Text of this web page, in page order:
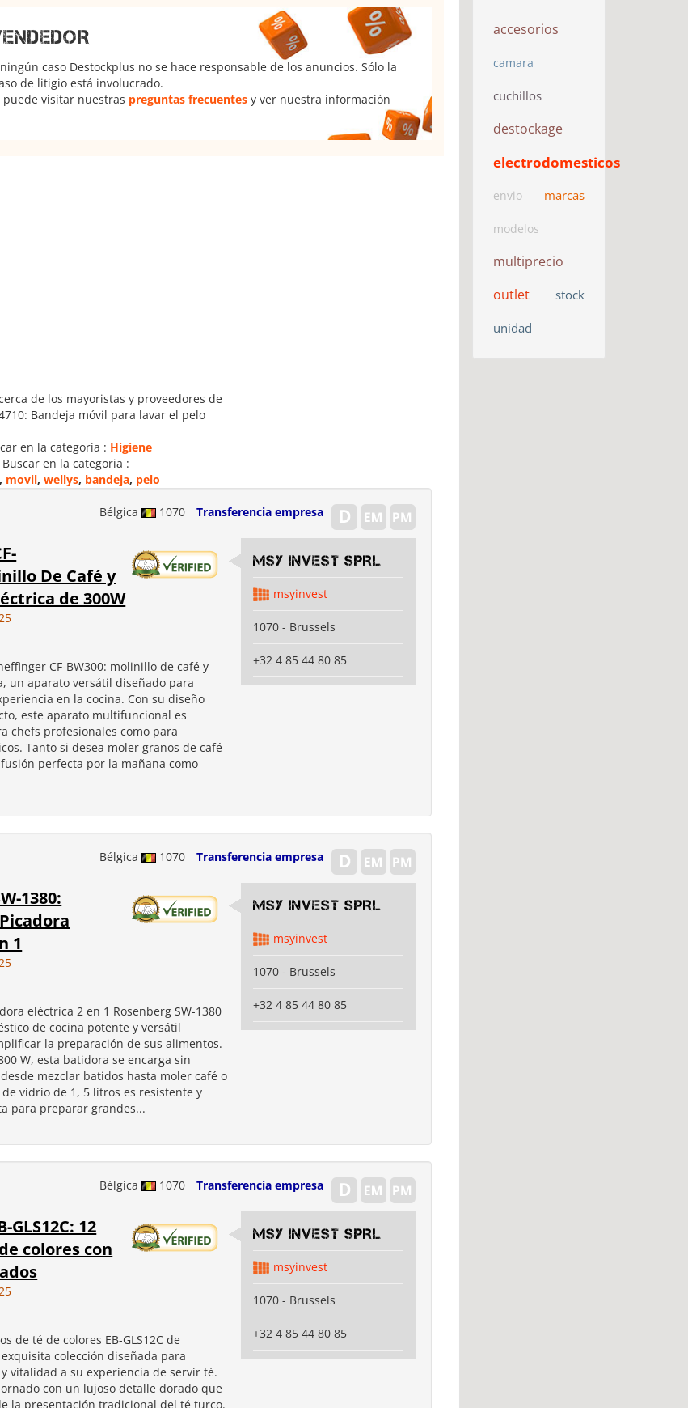
caso Destockplus no se hace responsable de los anuncios. Sólo la
de litigio está involucrado.
visitar nuestras preguntas frecuentes y ver nuestra información
de los mayoristas y proveedores de
Bandeja móvil para lavar el pelo
en la categoria : Higiene
Buscar en la categoria :
, movil, wellys, bandeja, pelo
Bélgica 1070 Transferencia empresa
De Café y
de 300W
CF-BW300: molinillo de café y
un aparato versátil diseñado para
en la cocina. Con su diseño
este aparato multifuncional es
chefs profesionales como para
Tanto si desea moler granos de café
perfecta por la mañana como
MSY INVEST SPRL
msyinvest
1070 - Brussels
+32 4 85 44 80 85
Bélgica 1070 Transferencia empresa
1380:
1
eléctrica 2 en 1 Rosenberg SW-1380
de cocina potente y versátil
la preparación de sus alimentos.
W, esta batidora se encarga sin
mezclar batidos hasta moler café o
vidrio de 1, 5 litros es resistente y
para preparar grandes...
MSY INVEST SPRL
msyinvest
1070 - Brussels
+32 4 85 44 80 85
Bélgica 1070 Transferencia empresa
GLS12C: 12
colores con
de té de colores EB-GLS12C de
colección diseñada para
vitalidad a su experiencia de servir té.
con un lujoso detalle dorado que
la presentación tradicional del té turco.
MSY INVEST SPRL
msyinvest
1070 - Brussels
+32 4 85 44 80 85
accesorios
camara
cuchillos
destockage
electrodomesticos
envio marcas
modelos
multiprecio
outlet
stock
unidad